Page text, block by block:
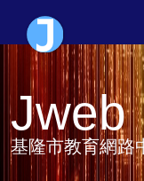
Jweb
基隆市教育網路